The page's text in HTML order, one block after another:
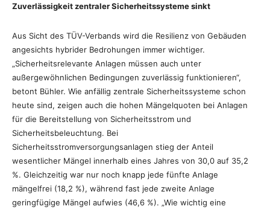
Zuverlässigkeit zentraler Sicherheitssysteme sinkt
Aus Sicht des TÜV-Verbands wird die Resilienz von Gebäuden
angesichts hybrider Bedrohungen immer wichtiger.
„Sicherheitsrelevante Anlagen müssen auch unter
außergewöhnlichen Bedingungen zuverlässig funktionieren“,
betont Bühler. Wie anfällig zentrale Sicherheitssysteme schon
heute sind, zeigen auch die hohen Mängelquoten bei Anlagen
für die Bereitstellung von Sicherheitsstrom und
Sicherheitsbeleuchtung. Bei
Sicherheitsstromversorgungsanlagen stieg der Anteil
wesentlicher Mängel innerhalb eines Jahres von 30,0 auf 35,2
%. Gleichzeitig war nur noch knapp jede fünfte Anlage
mängelfrei (18,2 %), während fast jede zweite Anlage
geringfügige Mängel aufwies (46,6 %). „Wie wichtig eine